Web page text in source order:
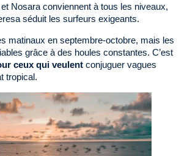
Nosara conviennent à tous les niveaux,
séduit les surfeurs exigeants.
matinaux en septembre-octobre, mais les
grâce à des houles constantes. C’est
ceux qui veulent conjuguer vagues
tropical.